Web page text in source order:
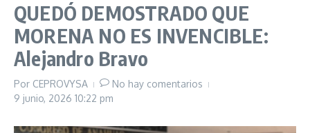
QUEDÓ DEMOSTRADO QUE
MORENA NO ES INVENCIBLE:
Alejandro Bravo
Por CEPROVYSA
No hay comentarios
9 junio, 2026 10:22 pm